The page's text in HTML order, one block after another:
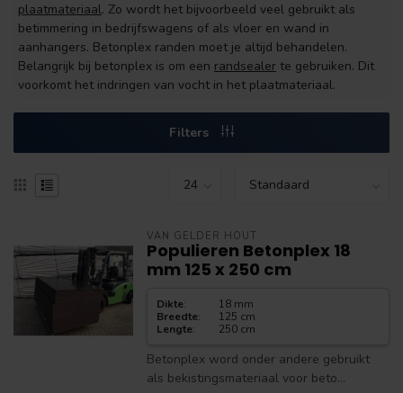
plaatmateriaal. Zo wordt het bijvoorbeeld veel gebruikt als
betimmering in bedrijfswagens of als vloer en wand in
aanhangers. Betonplex randen moet je altijd behandelen.
Belangrijk bij betonplex is om een randsealer te gebruiken. Dit
voorkomt het indringen van vocht in het plaatmateriaal.
Filters
VAN GELDER HOUT
Populieren Betonplex 18
mm 125 x 250 cm
Dikte:
18 mm
Breedte:
125 cm
Lengte: 250 cm
Betonplex word onder andere gebruikt
als bekistingsmateriaal voor beto...